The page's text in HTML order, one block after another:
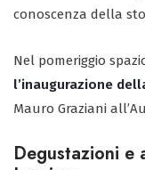
conoscenza della
Nel pomeriggio
l’inaugurazione
Mauro Graziani
Degustazioni